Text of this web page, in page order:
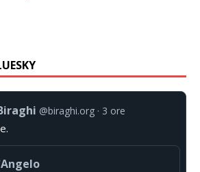
@biraghi.org 3 ore